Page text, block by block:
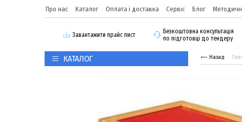
Про нас Каталог Оплата і доставка Сервіс Блог
3авантажити прайс лист
Безкоштовна консультація
по підготовці до тендеру
КАТАЛОГ Назад